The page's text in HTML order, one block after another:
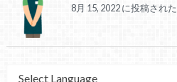
8月 15, 2022 に投稿された